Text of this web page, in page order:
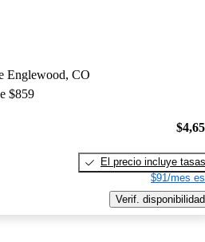
Englewood, CO
$859
El precio incluye tasas
$91/mes
Verif. disponibilidad